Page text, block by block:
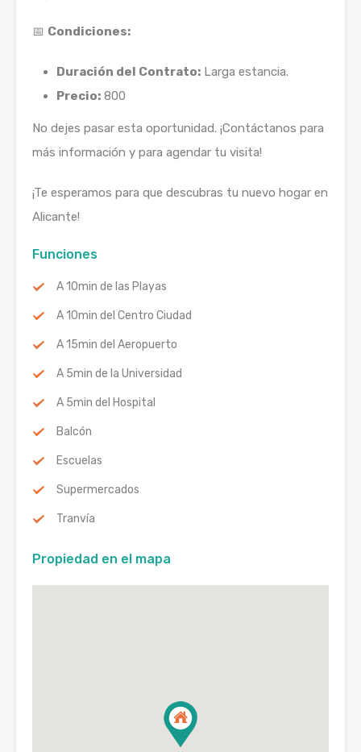
📅 Condiciones:
Duración del Contrato: Larga estancia.
Precio: 800
No dejes pasar esta oportunidad. ¡Contáctanos para
más información y para agendar tu visita!
¡Te esperamos para que descubras tu nuevo hogar en
Alicante!
Funciones
A 10min de las Playas
A 10min del Centro Ciudad
A 15min del Aeropuerto
A 5min de la Universidad
A 5min del Hospital
Balcón
Escuelas
Supermercados
Tranvía
Propiedad en el mapa